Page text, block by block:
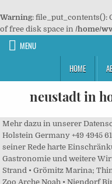
Warning: file_put_contents():
of free disk space in /home/
MENU
HOME
neustadt in
Mehr dazu in unserer Datenschutzerklärung. 43, 23730 Neustadt in Holstein, Schleswig-Holstein Germany +49 4945 61513350 Website. Ministerpräsident Daniel Günther hatte in seiner Rede harte Einschränkungen für alle Bürgerinnen und Bürger, sowie für die Gastronomie und weitere Wirtschaftszweige angekündigt. • SEA LIFE Timmendorfer Strand • Grömitz Marina; Things to Do near Hundestrand • Hansapark • Grömitzer Wave • Zoo Arche Noah • Niendorf Bird Park • Cismar Nature Museum; How to Get to Hundestrand Flights to Neustadt in Holstein • Luebeck (LBC), 21.1 mi (34 km) from central Neustadt in Holstein; Read more Read less. Am Holm 82 (4,864.61 mi) Neustadt in Holstein, Germany 23730. Bus Sierksdorf to Rostock 2 hours 30 minutes. Closed Now. Außerdem möchten wir Cookies auch verwenden, um statistische Daten zur Nutzung unseres Angebots zu sammeln. Die aktuellen Corona-Zahlen in Ostholstein am Montag, 09.11.2020 Lokalnachrichten Fehmarn Heiligenhafen Oldenburg i.H. Camping Am Strande Sandberger Weg 94 23730 Neustadt 04561 - 4188 info@amstrand… Get Directions +49 176 20808741. www.eventfabrik-neustadt.de. Stromanbieter Schleswig-Holstein: Zuverlässige Versorgung durch die Stadtwerke Neustadt in Holstein – Strom und Gas für Norddeutschland Damit es Zuhause trotz steifer Brise gemütlich ist, versorgen die Stadtwerke Neustadt in Holstein sowohl Schleswig-Holstein als auch Hamburg mit Strom und Gas . Diese erreichen Sie jederzeit über folgenden Link: https://www.stadt-neustadt.de/coronavirus. Rostock local time . Aktiv oder entspannt, direkt in Neustadt oder in den Ortsteilen Pelzerhaken und Rettin: Wenn das Meer ruft, ist es in Neustadt in Holstein nicht weit bis zum nächsten traumhaften Ostseestrand. Facebook is showing … Stay at this 4-star beach hotel in Neustadt in Holstein. Die Polizeistation Hutzfeld hat die Ermittlungen aufgenommen und sucht Zeugen,…, Um unsere Webseite für Sie optimal zu gestalten und fortlaufend verbessern zu können, verwenden wir Cookies. Miera: Corona - Auf Tripadvisor finden Sie 94 Bewertungen von Reisenden, 33 authentische Reisefotos und Top Angebote für Neustadt in Holstein, Deutschland. Strandkind, Neustadt in Holstein Picture: Restaurant mit Außenterrasse - Check out Tripadvisor members' 903 candid photos and videos of Strandkind 8,7 Im Zusammenhang mit einer Corona-Infektion gibt es im Kreis Ostholstein einen weiteren Todesfall. 2h 16min. Excellent . Ein Kiter konnte gerettet werden, ein weiterer hatte es alleine an Land geschafft. Ostholstein. Unter folgendem Link veröffentlicht die Bundesregierung aktuelle Informationen zum Coronavirus, auch in Leichter Sprache und Gebärdensprache: https://www.bundesregierung.de/breg-de/themen/coronavirus/coronavirus-aktuelle-informationen. Neustadt in Holstein beach accommodation runs the gamut from quaint bungalows to resort-style high rise hotels. August warnte die Polizei vor einem Ostsee-Trip - die Verkehrslage auf der A1 * sei laut einem Sprecher „katastrophal“ gewesen, „wer jetzt noch Richtung Ostsee losfährt, muss selbst wissen, was er sich antut“, hieß es. Neue Corona-Verordnung vom Land am Freitag veröffentlicht Schon am Freitag hat das Land Schleswig-Holstein die in der Ministerkonferenz beschlossenen Corona-Regeln veröffentlicht. This family-